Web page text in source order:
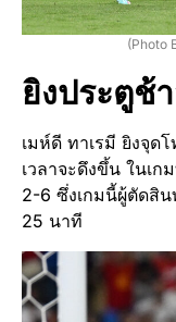
(Photo
ยิงประตูช้
เมห์ดี ทาเรมี ยิงจุด
เวลาจะดึงขึ้น ในเ
2-6 ซึ่งเกมนี้ผู้ตัดสิน
25 นาที